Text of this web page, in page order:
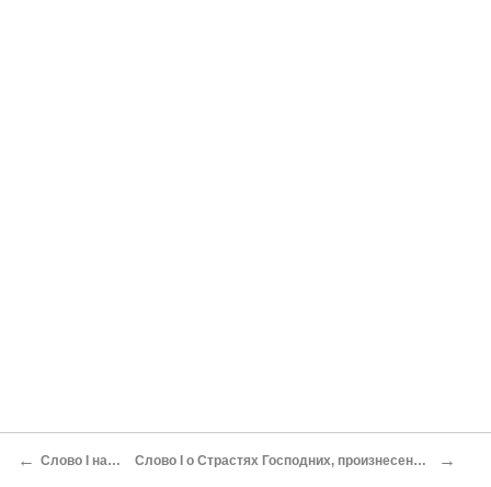
← Слово I на Пасху Слово I о Страстях Господних, произнесенное в воскресенье →